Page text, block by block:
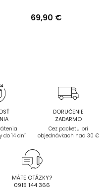
69,90 €
do 14 dní
DORUČENIE
ZADARMO
Cez packetu pri
objednávkach nad 30 €
MÁTE OTÁZKY?
0915 144 366